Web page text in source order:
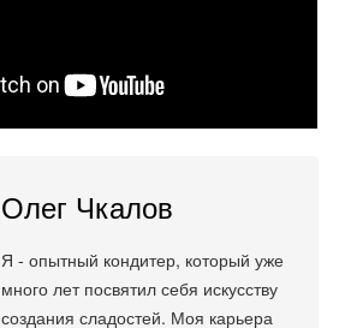
Олег Чкалов
Я - опытный кондитер, который уже
много лет посвятил себя искусству
создания сладостей. Моя карьера